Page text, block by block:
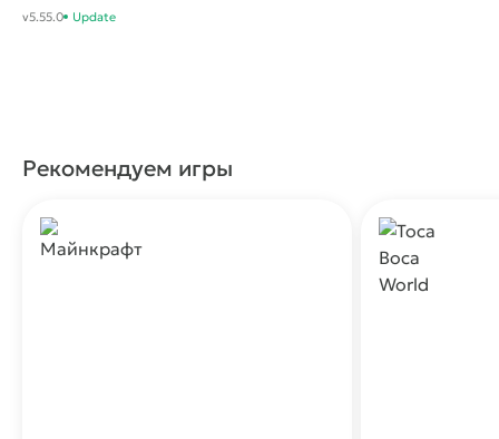
v5.55.0 Update
Рекомендуем игры